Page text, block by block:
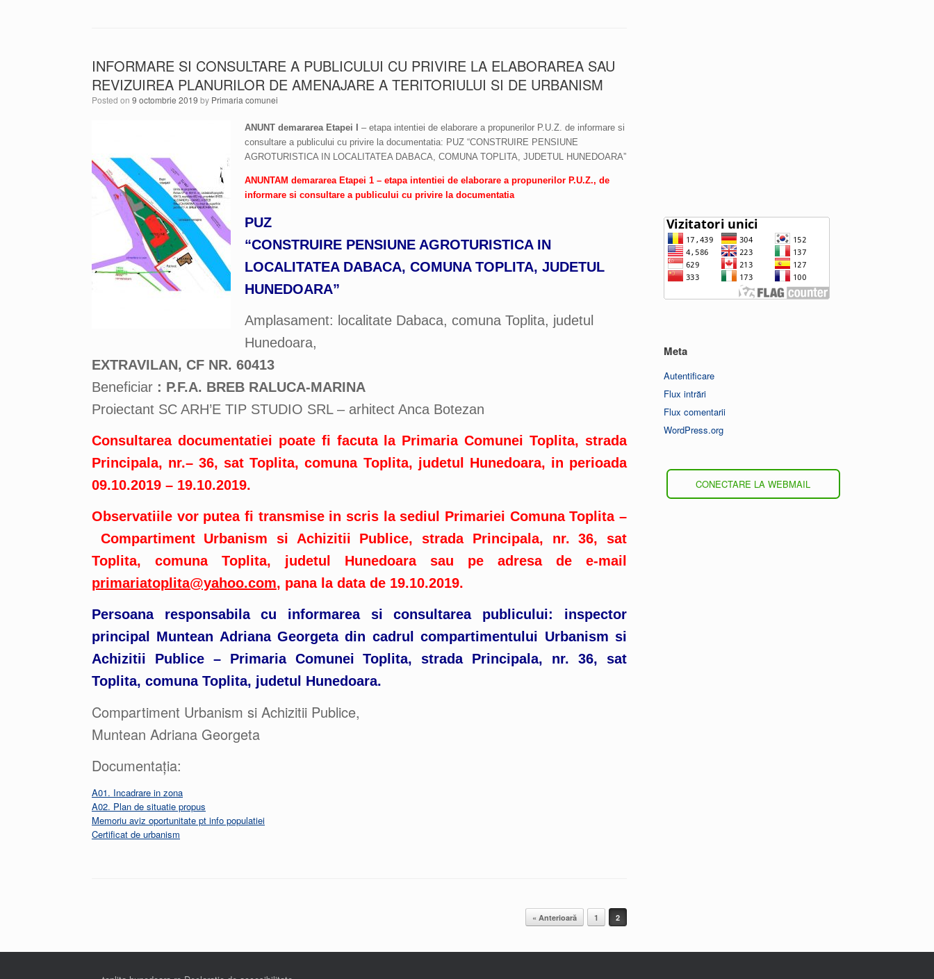
INFORMARE SI CONSULTARE A PUBLICULUI CU PRIVIRE LA ELABORAREA SAU
REVIZUIREA PLANURILOR DE AMENAJARE A TERITORIULUI SI DE URBANISM
Posted on 9 octombrie 2019 by Primaria comunei
ANUNT demararea Etapei I
– etapa intentiei de elaborare a propunerilor P.U.Z. de informare si
consultare a publicului cu privire la documentatia: PUZ “CONSTRUIRE PENSIUNE
AGROTURISTICA IN LOCALITATEA DABACA, COMUNA TOPLITA, JUDETUL HUNEDOARA”
ANUNTAM demararea Etapei 1 – etapa intentiei de elaborare a propunerilor P.U.Z., de
informare si consultare a publicului cu privire la documentatia
PUZ
“CONSTRUIRE PENSIUNE AGROTURISTICA IN
LOCALITATEA DABACA, COMUNA TOPLITA, JUDETUL
HUNEDOARA”
Amplasament: localitate Dabaca, comuna Toplita, judetul
Hunedoara,
EXTRAVILAN, CF NR. 60413
Beneficiar : P.F.A. BREB RALUCA-MARINA
Proiectant SC ARH’E TIP STUDIO SRL – arhitect Anca Botezan
Consultarea documentatiei poate fi facuta la Primaria Comunei Toplita, strada
Principala, nr.–36, sat Toplita, comuna Toplita, judetul Hunedoara, in perioada
09.10.2019 – 19.10.2019.
Observatiile vor putea fi transmise in scris la sediul Primariei Comuna Toplita –
Compartiment Urbanism si Achizitii Publice, strada Principala, nr. 36, sat
Toplita, comuna Toplita, judetul Hunedoara sau pe adresa de e-mail
primariatoplita@yahoo.com, pana la data de 19.10.2019.
Persoana responsabila cu informarea si consultarea publicului: inspector
principal Muntean Adriana Georgeta din cadrul compartimentului Urbanism si
Achizitii Publice – Primaria Comunei Toplita, strada Principala, nr. 36, sat
Toplita, comuna Toplita, judetul Hunedoara.
Compartiment Urbanism si Achizitii Publice,
Muntean Adriana Georgeta
Documentația:
A01. Incadrare in zona
A02. Plan de situatie propus
Memoriu aviz oportunitate pt info populatiei
Certificat de urbanism
« Anterioară 1 2
Meta
Autentificare
Flux intrări
Flux comentarii
WordPress.org
CONECTARE LA WEBMAIL